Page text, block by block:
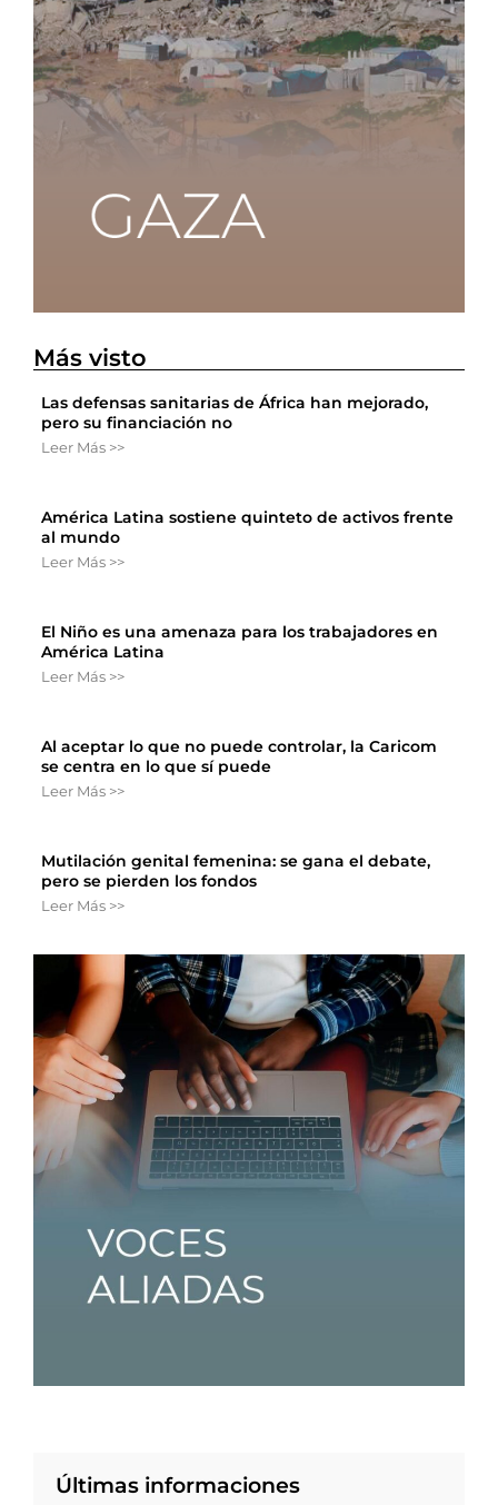
Más visto
Las defensas sanitarias de África han mejorado,
pero su financiación no
Leer Más >>
América Latina sostiene quinteto de activos frente
al mundo
Leer Más >>
El Niño es una amenaza para los trabajadores en
América Latina
Leer Más >>
Al aceptar lo que no puede controlar, la Caricom
se centra en lo que sí puede
Leer Más >>
Mutilación genital femenina: se gana el debate,
pero se pierden los fondos
Leer Más >>
Últimas informaciones